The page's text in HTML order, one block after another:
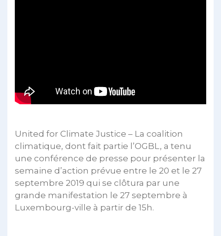
United for Climate Justice – La coalition
climatique, dont fait partie l’OGBL, a tenu
une conférence de presse pour présenter la
semaine d’action prévue entre le 20 et le 27
septembre 2019 qui se clôtura par une
grande manifestation le 27 septembre à
Luxembourg-ville à partir de 15h.